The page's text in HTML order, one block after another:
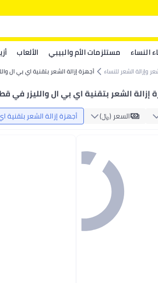
النساء مستلزمات الأم والبيبي الألعاب
وإزالة الشعر للنساء أجهزة إزالة الشعر بتقنية اي بي ال
إزالة الشعر بتقنية اي بي ال والليزر في
السعر (﷼‏) أجهزة إزالة الشعر بتقنية